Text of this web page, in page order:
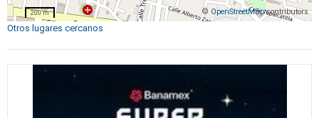
© OpenStreetMapcontributors
200 m
Otros lugares cercanos